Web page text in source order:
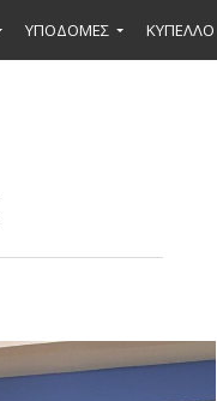
ΥΠΟΔΟΜΕΣ ΚΥΠΕΛΛΟ